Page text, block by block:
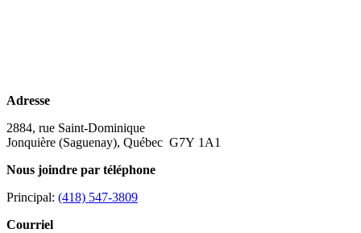
Adresse
2884, rue Saint-Dominique
Jonquière (Saguenay), Québec G7Y 1A1
Nous joindre par téléphone
Principal: (418) 547-3809
Courriel